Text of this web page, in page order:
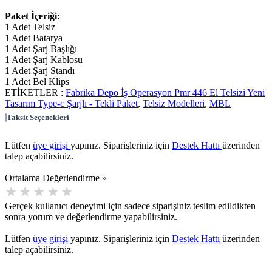
Paket İçeriği:
1 Adet Telsiz
1 Adet Batarya
1 Adet Şarj Başlığı
1 Adet Şarj Kablosu
1 Adet Şarj Standı
1 Adet Bel Klips
ETİKETLER : Fabrika Depo İş Operasyon Pmr 446 El Telsizi Yeni
Tasarım Type-c Şarjlı - Tekli Paket, Telsiz Modelleri, MBL
Taksit Seçenekleri
Lütfen üye girişi yapınız. Siparişleriniz için Destek Hattı üzerinden
talep açabilirsiniz.
Ortalama Değerlendirme »
Gerçek kullanıcı deneyimi için sadece siparişiniz teslim edildikten
sonra yorum ve değerlendirme yapabilirsiniz.
Lütfen üye girişi yapınız. Siparişleriniz için Destek Hattı üzerinden
talep açabilirsiniz.